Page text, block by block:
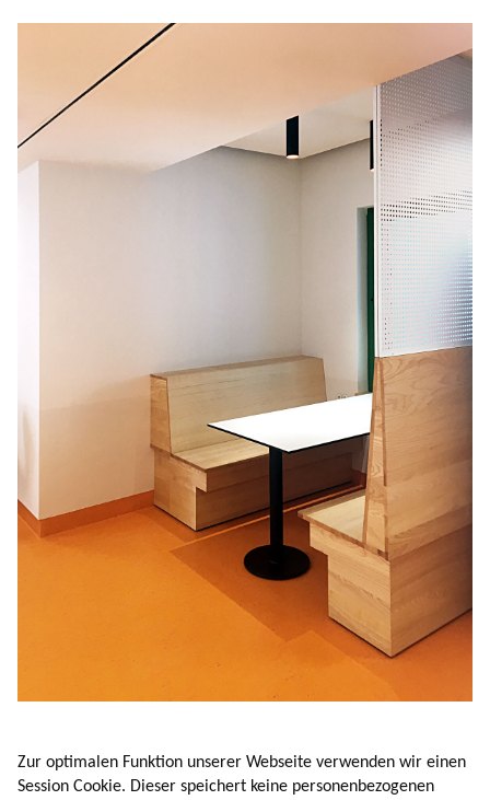
Zur optimalen Funktion unserer Webseite verwenden wir einen
Session Cookie. Dieser speichert keine personenbezogenen